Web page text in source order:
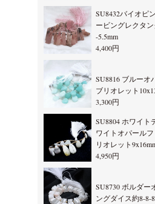
SU8432バイオピ
ービングレクタ
-5.5mm
4,400円
SU8816 ブルーオ
ブリオレット
3,300円
SU8804 ホワイト
ワイトオパール
リオレット
4,950円
SU8730 ボルダー
ングダイス約8-8-